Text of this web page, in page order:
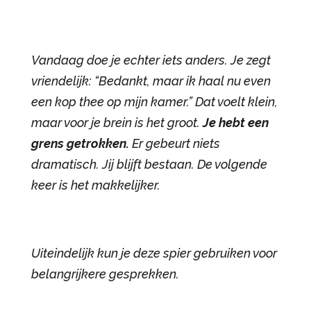
Vandaag doe je echter iets anders. Je zegt
vriendelijk: “Bedankt, maar ik haal nu even
een kop thee op mijn kamer.” Dat voelt klein,
maar voor je brein is het groot.Je hebt een
grens getrokken. Er gebeurt niets
dramatisch. Jij blijft bestaan. De volgende
keer is het makkelijker.
Uiteindelijk kun je deze spier gebruiken voor
belangrijkere gesprekken.